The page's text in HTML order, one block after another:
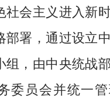
会主义进入新
部署，通过设立
组，由中央统战
委员会并统一